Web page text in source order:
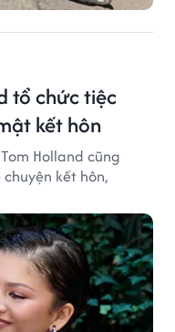
tổ chức tiệc
kết hôn
Holland cũng
kết hôn,